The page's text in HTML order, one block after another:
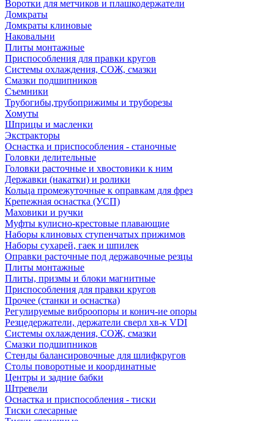
Воротки для метчиков и плашкодержатели
Домкраты
Домкраты клиновые
Наковальни
Плиты монтажные
Приспособления для правки кругов
Системы охлаждения, СОЖ, смазки
Смазки подшипников
Съемники
Трубогибы,трубоприжимы и труборезы
Хомуты
Шприцы и масленки
Экстракторы
Оснастка и приспособления - станочные
Головки делительные
Головки расточные и хвостовики к ним
Державки (накатки) и ролики
Кольца промежуточные к оправкам для фрез
Крепежная оснастка (УСП)
Маховики и ручки
Муфты кулисно-крестовые плавающие
Наборы клиновых ступенчатых прижимов
Наборы сухарей, гаек и шпилек
Оправки расточные под державочные резцы
Плиты монтажные
Плиты, призмы и блоки магнитные
Приспособления для правки кругов
Прочее (станки и оснастка)
Регулируемые виброопоры и конич-ие опоры
Резцедержатели, держатели сверл хв-к VDI
Системы охлаждения, СОЖ, смазки
Смазки подшипников
Стенды балансировочные для шлифкругов
Столы поворотные и координатные
Центры и задние бабки
Штревели
Оснастка и приспособления - тиски
Тиски слесарные